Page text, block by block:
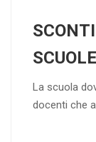
SCUOLE
La scuola
docenti che